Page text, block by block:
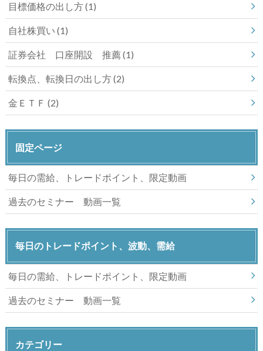
目標価格の出し方(1)
自社株買い (1)
証券会社 口座開設 推薦(1)
転換点、転換日の出し方(2)
金ＥＴＦ (2)
固定ページ
毎日の需給、トレードポイント、限定動画
過去のセミナー 動画一覧
毎日のトレードポイント、波動、需給
毎日の需給、トレードポイント、限定動画
過去のセミナー 動画一覧
カテゴリー